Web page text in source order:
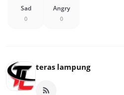
Sad
0
Angry
0
teras lampung